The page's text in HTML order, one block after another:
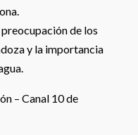
de los
y la importancia
– Canal 10 de